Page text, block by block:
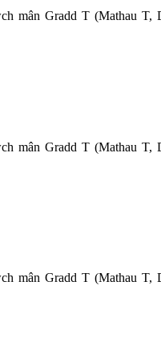
mân Gradd T (Mathau
mân Gradd T (Mathau
mân Gradd T (Mathau